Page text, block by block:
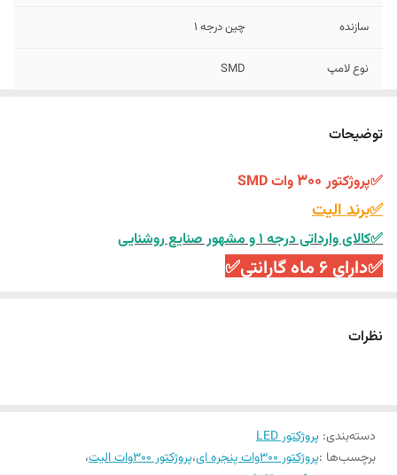
سازنده چین درجه ۱
نوع لامپ SMD
میزان نفوذ آب و غبار
توضیحات
✅پروژکتور۳۰۰ وات SMD
✅برند الیت
✅کالای وارداتی درجه ۱ و مشهور صنایع روشنایی
✅دارای ۶ ماه گارانتی✅
✅✅✅بدنه ی آلومینیومی جهت دفع حرارت پروژکتور و بالابردن
طول عمر آن
نظرات
دسته‌بندی: پروژکتور LED
برچسب‌ها :پروژکتور ۳۰۰وات پنجره ای ،پروژکتور ۳۰۰وات الیت
،